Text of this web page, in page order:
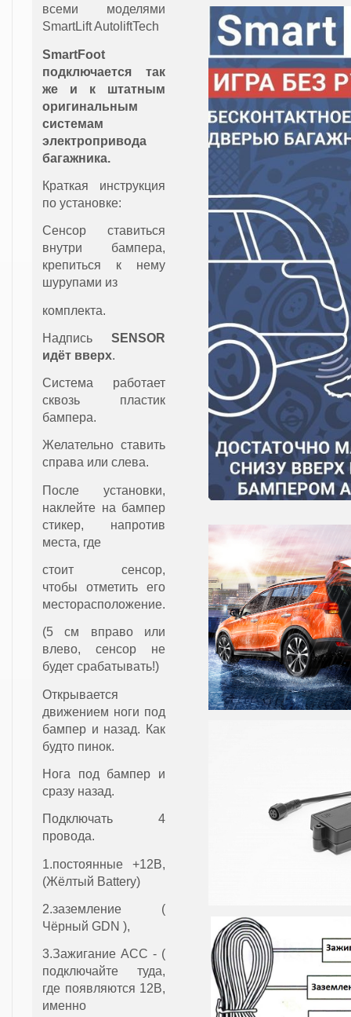
всеми моделями
SmartLift AutoliftTech
SmartFoot
подключается так
же и к штатным
оригинальным
системам
электропривода
багажника.
Краткая инструкция
по установке:
Сенсор ставиться
внутри бампера,
крепиться к нему
шурупами из
комплекта.
Надпись SENSOR
идёт вверх.
Система работает
сквозь пластик
бампера.
Желательно ставить
справа или слева.
После установки,
наклейте на бампер
стикер, напротив
места, где
стоит сенсор,
чтобы отметить его
месторасположение.
(5 см вправо или
влево, сенсор не
будет срабатывать!)
Открывается
движением ноги под
бампер и назад. Как
будто пинок.
Нога под бампер и
сразу назад.
Подключать 4
провода.
1.постоянные +12В,
(Жёлтый Battery)
2.заземление (
Чёрный GDN ),
3.Зажигание АСС - (
подключайте туда,
где появляются 12В,
именно